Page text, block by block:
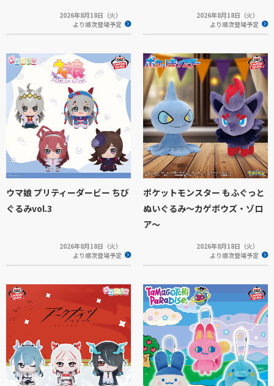
2026年8月18日（火）
より順次登場予定
2026年8月18日（火）
より順次登場予定
ウマ娘 プリティーダービー ちび
ぐるみvol.3
2026年8月18日（火）
より順次登場予定
ポケットモンスター もふぐっと
ぬいぐるみ～カゲボウズ・ゾロ
ア～
2026年8月18日（火）
より順次登場予定